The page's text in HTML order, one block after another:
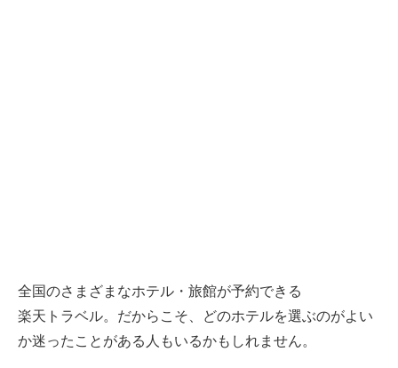
全国のさまざまなホテル・旅館が予約できる
楽天トラベル。だからこそ、どのホテルを選ぶのがよい
か迷ったことがある人もいるかもしれません。